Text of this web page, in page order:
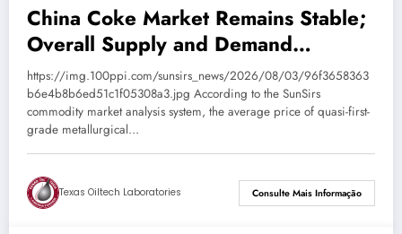
China Coke Market Remains Stable;
Overall Supply and Demand
Balanced
https://img.100ppi.com/sunsirs_news/2026/08/03/96f3658363
b6e4b8b6ed51c1f05308a3.jpg According to the SunSirs
commodity market analysis system, the average price of quasi-first-
grade metallurgical…
Texas Oiltech Laboratories Consulte Mais Informação